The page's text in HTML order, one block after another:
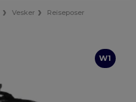
Vesker
Reiseposer
W1